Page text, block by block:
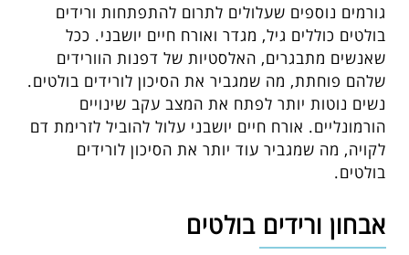
גורמים נוספים שעלולים לתרום להתפתחות ורידים
בולטים כוללים גיל, מגדר ואורח חיים יושבני. ככל
שאנשים מתבגרים, האלסטיות של דפנות הוורידים
שלהם פוחתת, מה שמגביר את הסיכון לורידים בולטים.
נשים נוטות יותר לפתח את המצב עקב שינויים
הורמונליים. אורח חיים יושבני עלול להוביל לזרימת דם
לקויה, מה שמגביר עוד יותר את הסיכון לורידים
בולטים.
אבחון ורידים בולטים